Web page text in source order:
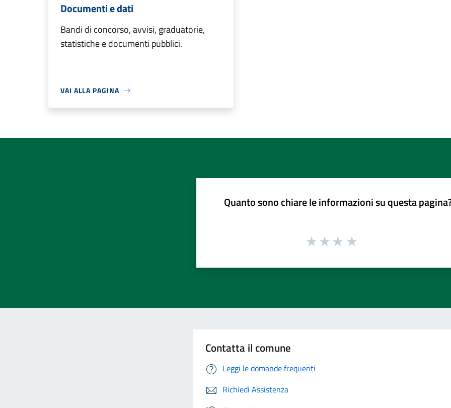
Documenti e dati
Bandi di concorso, avvisi, graduatorie,
statistiche e documenti pubblici.
VAI ALLA PAGINA
Quanto sono chiare le informazioni su questa
Contatta il comune
Leggi le domande frequenti
Richiedi Assistenza